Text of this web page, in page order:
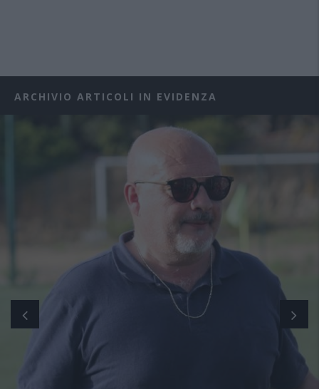
ARCHIVIO ARTICOLI IN EVIDENZA